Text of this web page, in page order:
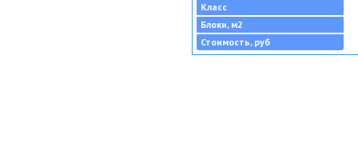
Класс
Блоки, м2
Стоимость, руб